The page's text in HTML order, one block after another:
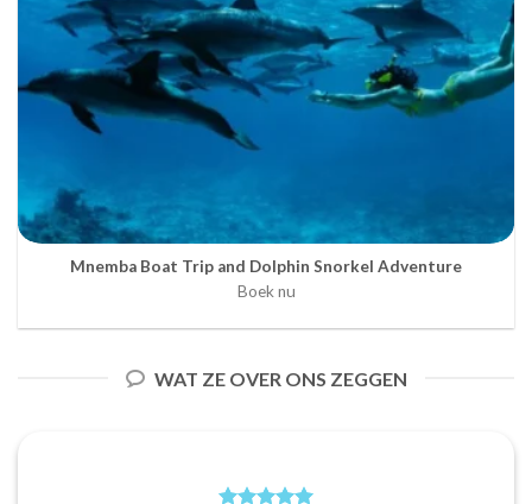
Mnemba Boat Trip and Dolphin Snorkel Adventure
Boek nu
WAT ZE OVER ONS ZEGGEN